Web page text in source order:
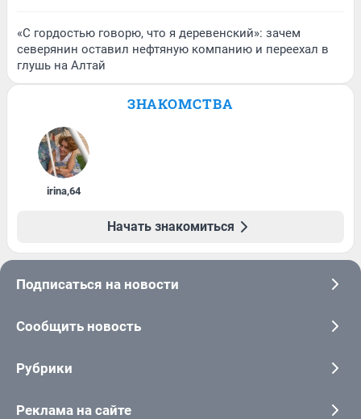
«С гордостью говорю, что я деревенский»: зачем
северянин оставил нефтяную компанию и переехал в
глушь на Алтай
ЗНАКОМСТВА
irina,64
Начать знакомиться
Подписаться на новости
Сообщить новость
Рубрики
Реклама на сайте